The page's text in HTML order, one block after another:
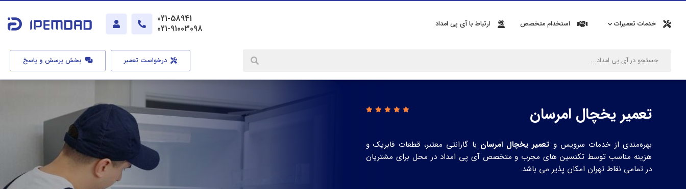
خدمات تعمیرات استخدام متخصص ارتباط با آی پی امداد
021-58941
021-91003098
درخواست تعمیر بخش پرسش و پاسخ
تعمیر یخچال امرسان
بهره‌مندی از خدمات سرویس و تعمیر یخچال امرسان با گارانتی معتبر، قطعات فابریک و
هزینه مناسب توسط تکنسین های مجرب و متخصص آی پی امداد در محل برای مشتریان
در تمامی نقاط تهران امکان پذیر می باشد.